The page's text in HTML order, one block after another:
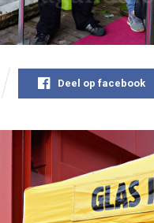
Deel op facebook